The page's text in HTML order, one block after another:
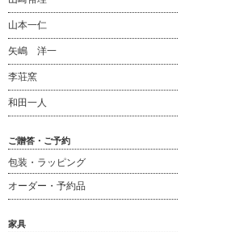
山本一仁
矢嶋 洋一
李荘窯
和田一人
ご贈答・ご予約
包装・ラッピング
オーダー・予約品
家具